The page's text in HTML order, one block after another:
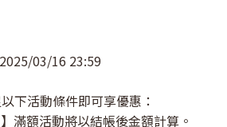
03/16 23:59
下活動條件即可享優惠：
滿額活動將以結帳後金額計算。